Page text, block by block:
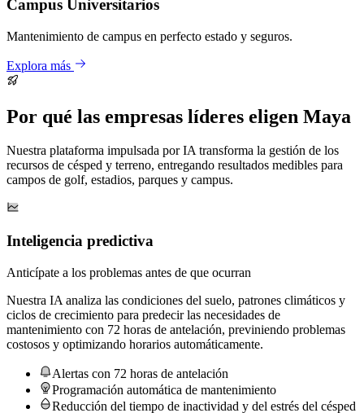
Campus Universitarios
Mantenimiento de campus en perfecto estado y seguros.
Explora más
Por qué las empresas líderes eligen Maya
Nuestra plataforma impulsada por IA transforma la gestión de los
recursos de césped y terreno, entregando resultados medibles para
campos de golf, estadios, parques y campus.
Inteligencia predictiva
Anticípate a los problemas antes de que ocurran
Nuestra IA analiza las condiciones del suelo, patrones climáticos y
ciclos de crecimiento para predecir las necesidades de
mantenimiento con 72 horas de antelación, previniendo problemas
costosos y optimizando horarios automáticamente.
Alertas con 72 horas de antelación
Programación automática de mantenimiento
Reducción del tiempo de inactividad y del estrés del césped